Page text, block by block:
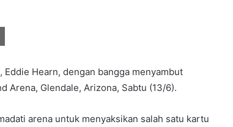
Hearn, dengan bangga menyambut
Arena, Glendale, Arizona, Sabtu (13/6).
arena untuk menyaksikan salah satu kartu